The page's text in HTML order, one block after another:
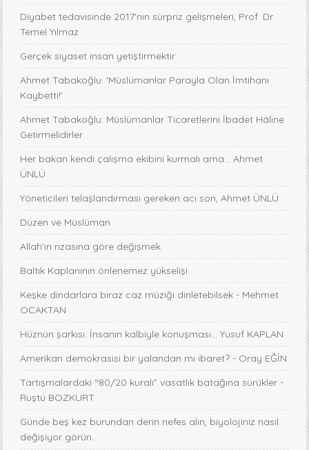
Diyabet tedavisinde 2017'nin sürpriz gelişmeleri, Prof. Dr.
Temel Yılmaz
Gerçek siyaset insan yetiştirmektir
Ahmet Tabakoğlu: 'Müslümanlar Parayla Olan İmtihanı
Kaybetti!'
Ahmet Tabakoğlu: Müslümanlar Ticaretlerini İbadet Hâline
Getirmelidirler
Her bakan kendi çalışma ekibini kurmalı ama… Ahmet
ÜNLÜ
Yöneticileri telaşlandırması gereken acı son, Ahmet ÜNLÜ
Düzen ve Müslüman
Allah’ın rızasına göre değişmek
Baltık Kaplanının önlenemez yükselişi
Keşke dindarlara biraz caz müziği dinletebilsek - Mehmet
OCAKTAN
Hüznün şarkısı: İnsanın kalbiyle konuşması... Yusuf KAPLAN
Amerikan demokrasisi bir yalandan mı ibaret? - Oray EĞİN
Tartışmalardaki “80/20 kuralı” vasatlık batağına sürükler -
Rüştü BOZKURT
Günde beş kez burundan derin nefes alın, biyolojiniz nasıl
değişiyor görün...